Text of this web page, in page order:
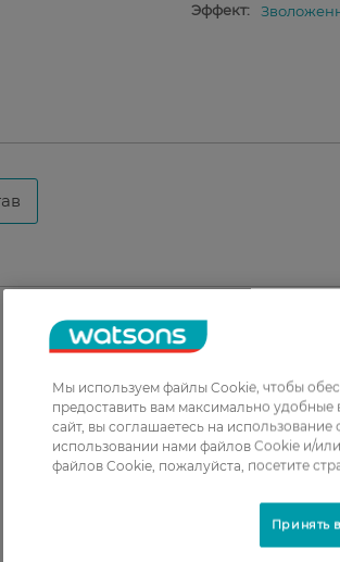
Эффект:
Мы используем файлы Cookie, чтобы
предоставить вам максимально
сайт, вы соглашаетесь на
использовании нами файлов Cookie и/
файлов Cookie, пожалуйста, посетите
Принять